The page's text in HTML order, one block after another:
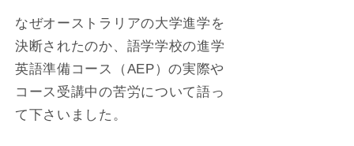
なぜオーストラリアの大学進学を
決断されたのか、語学学校の進学
英語準備コース（AEP）の実際や
コース受講中の苦労について語っ
て下さいました。